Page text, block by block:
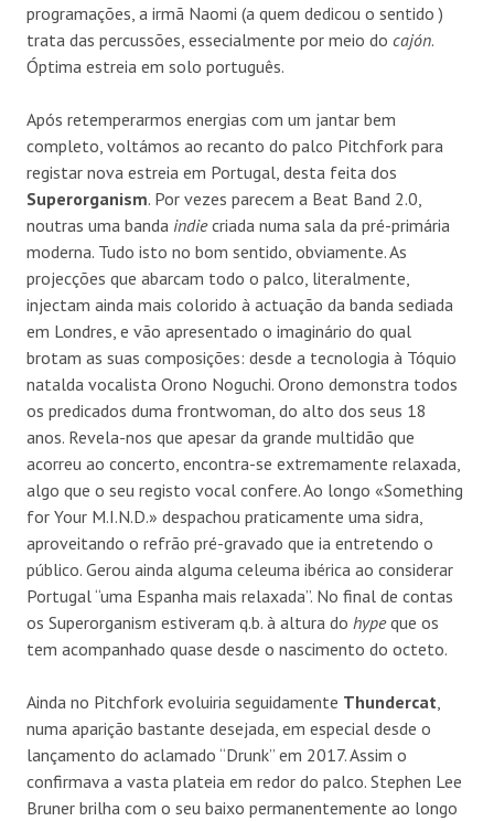
programações, a irmã Naomi (a quem dedicou o sentido )
trata das percussões, essecialmente por meio do cajón.
Óptima estreia em solo português.
Após retemperarmos energias com um jantar bem
completo, voltámos ao recanto do palco Pitchfork para
registar nova estreia em Portugal, desta feita dos
Superorganism. Por vezes parecem a Beat Band 2.0,
noutras uma banda indiecriada numa sala da pré-primária
moderna. Tudo isto no bom sentido, obviamente. As
projecções que abarcam todo o palco, literalmente,
injectam ainda mais colorido à actuação da banda sediada
em Londres, e vão apresentado o imaginário do qual
brotam as suas composições: desde a tecnologia à Tóquio
natalda vocalista Orono Noguchi. Orono demonstra todos
os predicados duma frontwoman, do alto dos seus 18
anos. Revela-nos que apesar da grande multidão que
acorreu ao concerto, encontra-se extremamente relaxada,
algo que o seu registo vocal confere. Ao longo «Something
for Your M.I.N.D.» despachou praticamente uma sidra,
aproveitando o refrão pré-gravado que ia entretendo o
público. Gerou ainda alguma celeuma ibérica ao considerar
Portugal “uma Espanha mais relaxada”. No final de contas
os Superorganism estiveram q.b. à altura do hypeque os
tem acompanhado quase desde o nascimento do octeto.
Ainda no Pitchfork evoluiria seguidamente Thundercat
numa aparição bastante desejada, em especial desde o
lançamento do aclamado “Drunk” em 2017. Assim o
confirmava a vasta plateia em redor do palco. Stephen Lee
Bruner brilha com o seu baixo permanentemente ao longo